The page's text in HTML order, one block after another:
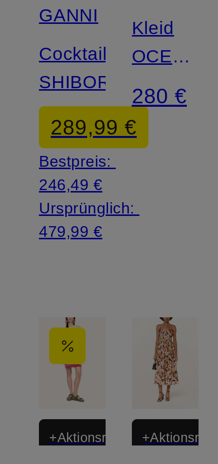
Zertifiziert
GANNI
Cocktailkleid
SHIBORI
289,99 €
Bestpreis:
246,49 €
Ursprünglich:
479,99 €
Kleid
OCEANE
mit
Volants
280 €
+Aktionsrabatt